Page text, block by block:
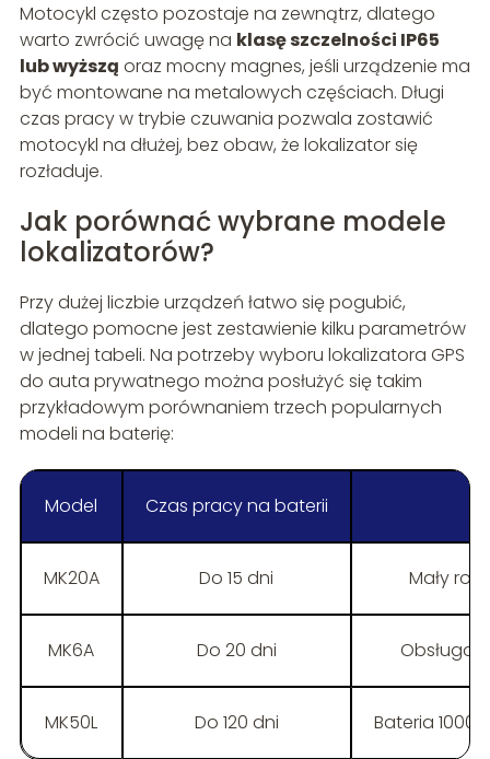
Motocykl często pozostaje na zewnątrz, dlatego
warto zwrócić uwagę na klasę szczelności IP65
lub wyższą oraz mocny magnes, jeśli urządzenie ma
być montowane na metalowych częściach. Długi
czas pracy w trybie czuwania pozwala zostawić
motocykl na dłużej, bez obaw, że lokalizator się
rozładuje.
Jak porównać wybrane modele
lokalizatorów?
Przy dużej liczbie urządzeń łatwo się pogubić,
dlatego pomocne jest zestawienie kilku parametrów
w jednej tabeli. Na potrzeby wyboru lokalizatora GPS
do auta prywatnego można posłużyć się takim
przykładowym porównaniem trzech popularnych
modeli na baterię:
Model Czas pracy na baterii
MK20A Do 15 dni Mały
MK6A Do 20 dni Obsługa
MK50L Do 120 dni Bateria